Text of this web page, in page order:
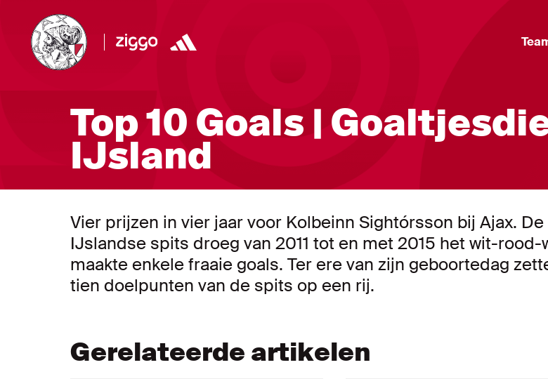
Top 10 Goals |
IJsland
Vier prijzen in vier jaar voor Kolbeinn Sightórsson bij Ajax. De
IJslandse spits droeg van 2011 tot en met 2015 het wit-rood-
maakte enkele fraaie goals. Ter ere van zijn geboortedag
tien doelpunten van de spits op een rij.
Gerelateerde artikelen